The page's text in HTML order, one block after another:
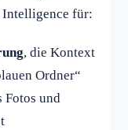
Intelligence für:
, die Kontext
Ordner“
Fotos und